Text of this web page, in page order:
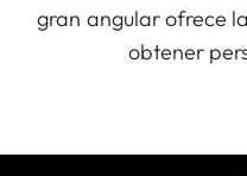
gran angular ofrece
obtener